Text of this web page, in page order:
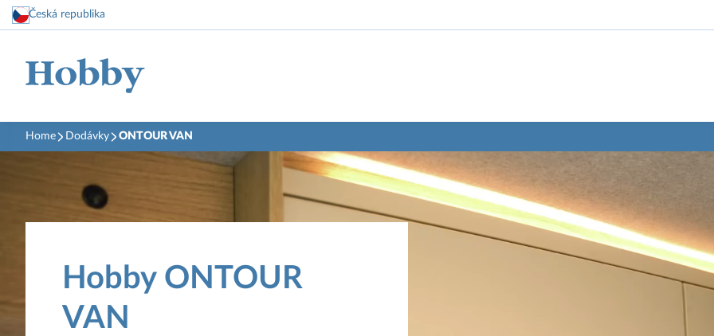
Česká republika
Home Dodávky ONTOUR VAN
Hobby ONTOUR
VAN